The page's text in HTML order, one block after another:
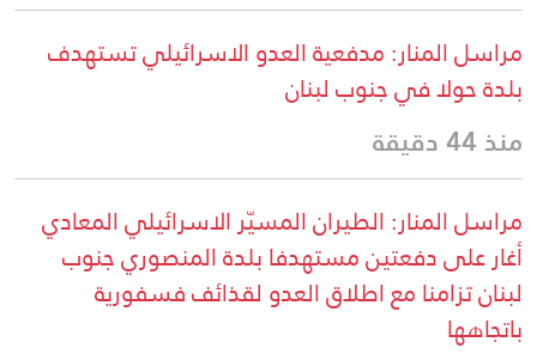
مراسل المنار: مدفعية العدو الاسرائيلي تستهدف
بلدة حولا في جنوب لبنان
منذ 44 دقيقة
مراسل المنار: الطيران المسيّر الاسرائيلي المعادي
أغار على دفعتين مستهدفا بلدة المنصوري جنوب
لبنان تزامنا مع اطلاق العدو لقذائف فسفورية
باتجاهها